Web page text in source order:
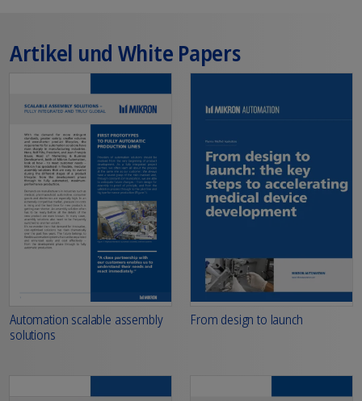
Artikel und White Papers
Automation scalable assembly
solutions
From design to launch